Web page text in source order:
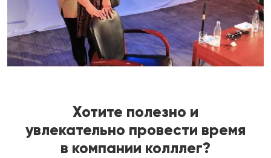
Хотите полезно и
увлекательно провести время
в компании колллег?